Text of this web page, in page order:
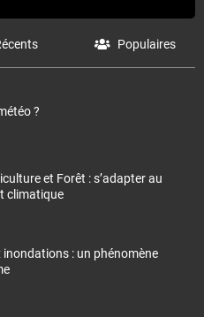
Populaires
?
et Forêt : s’adapter au
climatique
inondations : un phénomène